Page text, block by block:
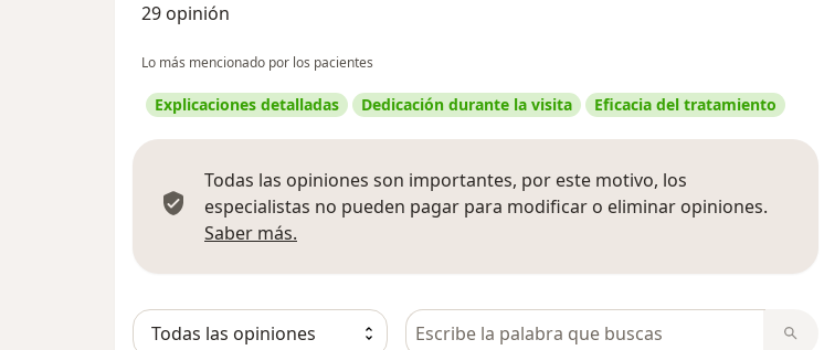
29 opinión
Lo más mencionado por los pacientes
Explicaciones detalladas Dedicación durante la visita Eficacia del tratamiento
Todas las opiniones son importantes, por este motivo, los
especialistas no pueden pagar para modificar o eliminar opiniones.
Saber más.
Busca en opiniones